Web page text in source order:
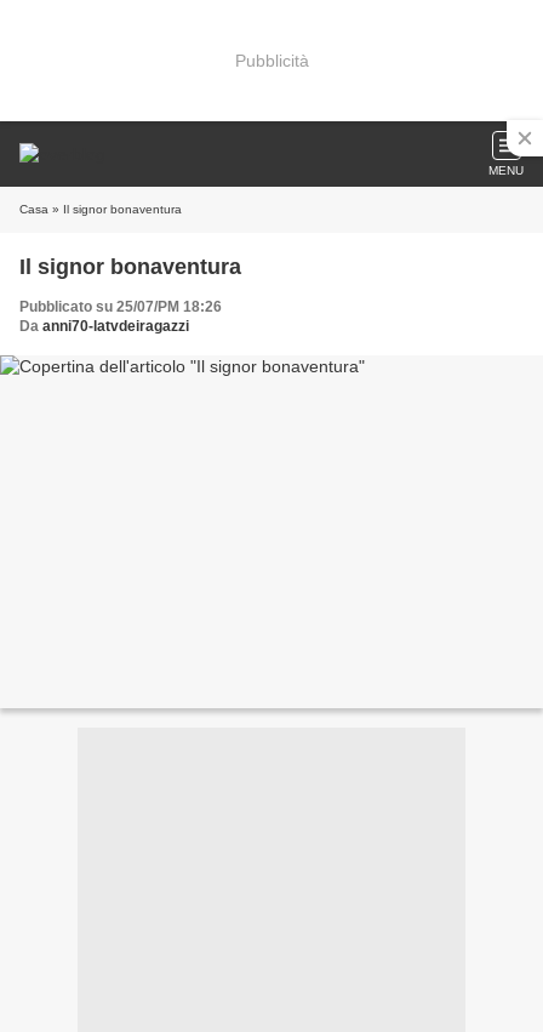
Pubblicità
MENU
Casa » Il signor bonaventura
Il signor bonaventura
Pubblicato su 25/07/PM 18:26
Da anni70-latvdeiragazzi